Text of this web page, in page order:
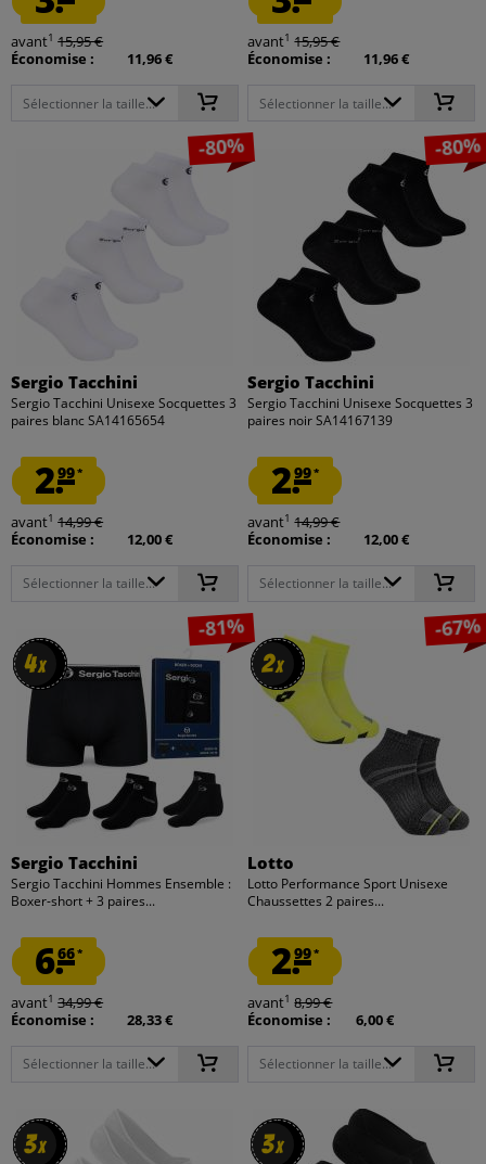
avant1 15,95 €
Économise :
11,96 €
Sélectionner la taille...
avant1 15,95 €
Économise :
11,96 €
Sélectionner la taille...
-80%
Sergio Tacchini
Sergio Tacchini Unisexe Socquettes 3
paires blanc SA14165654
2.99*
avant1 14,99 €
Économise :
12,00 €
Sélectionner la taille...
-80%
Sergio Tacchini
Sergio Tacchini Unisexe Socquettes 3
paires noir SA14167139
2.99*
avant1 14,99 €
Économise :
12,00 €
Sélectionner la taille...
4x
4x
-81%
Sergio Tacchini
Sergio Tacchini Hommes Ensemble :
Boxer-short + 3 paires...
6.66*
avant1 34,99 €
Économise :
28,33 €
Sélectionner la taille...
2x
2x
-67%
Lotto
Lotto Performance Sport Unisexe
Chaussettes 2 paires...
2.99*
avant1 8,99 €
Économise :
6,00 €
Sélectionner la taille...
3x
3x 3x
3x